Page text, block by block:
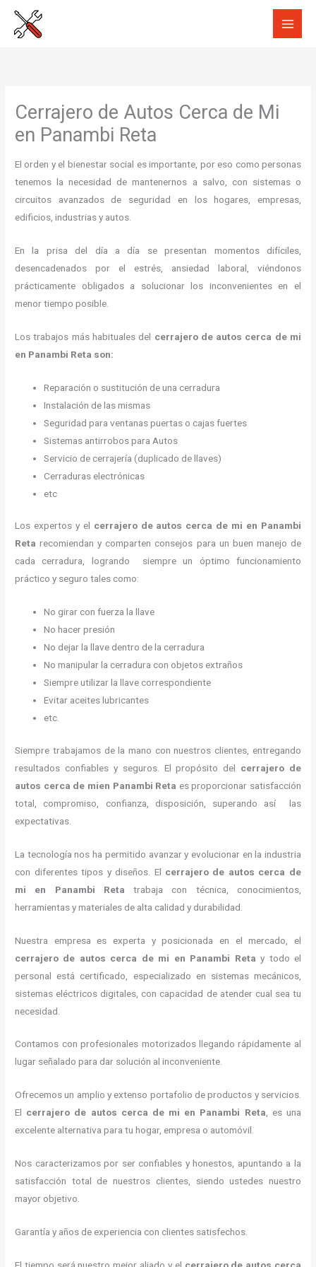
Cerrajero de Autos Cerca de Mi
en Panambi Reta
El orden y el bienestar social es importante, por eso como personas
tenemos la necesidad de mantenernos a salvo, con sistemas o
circuitos avanzados de seguridad en los hogares, empresas,
edificios, industrias y autos.
En la prisa del día a día se presentan momentos difíciles,
desencadenados por el estrés, ansiedad laboral, viéndonos
prácticamente obligados a solucionar los inconvenientes en el
menor tiempo posible.
Los trabajos más habituales del cerrajero de autos cerca de mi
en Panambi Reta son:
Reparación o sustitución de una cerradura
Instalación de las mismas
Seguridad para ventanas puertas o cajas fuertes
Sistemas antirrobos para Autos
Servicio de cerrajería (duplicado de llaves)
Cerraduras electrónicas
etc
Los expertos y el cerrajero de autos cerca de mi en Panambi
Reta recomiendan y comparten consejos para un buen manejo de
cada cerradura, logrando siempre un óptimo funcionamiento
práctico y seguro tales como:
No girar con fuerza la llave
No hacer presión
No dejar la llave dentro de la cerradura
No manipular la cerradura con objetos extraños
Siempre utilizar la llave correspondiente
Evitar aceites lubricantes
etc.
Siempre trabajamos de la mano con nuestros clientes, entregando
resultados confiables y seguros. El propósito del cerrajero de
autos cerca de mien Panambi Reta es proporcionar satisfacción
total, compromiso, confianza, disposición, superando así las
expectativas.
La tecnología nos ha permitido avanzar y evolucionar en la industria
con diferentes tipos y diseños. El cerrajero de autos cerca de
mi en Panambi Reta trabaja con técnica, conocimientos,
herramientas y materiales de alta calidad y durabilidad.
Nuestra empresa es experta y posicionada en el mercado, el
cerrajero de autos cerca de mi en Panambi Reta y todo el
personal está certificado, especializado en sistemas mecánicos,
sistemas eléctricos digitales, con capacidad de atender cual sea tu
necesidad.
Contamos con profesionales motorizados llegando rápidamente al
lugar señalado para dar solución al inconveniente.
Ofrecemos un amplio y extenso portafolio de productos y servicios.
El cerrajero de autos cerca de mi en Panambi Reta, es una
excelente alternativa para tu hogar, empresa o automóvil.
Nos caracterizamos por ser confiables y honestos, apuntando a la
satisfacción total de nuestros clientes, siendo ustedes nuestro
mayor objetivo.
Garantía y años de experiencia con clientes satisfechos.